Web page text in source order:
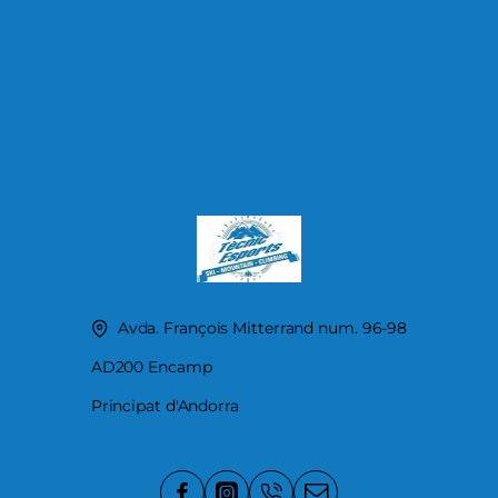
Avda. François Mitterrand num. 96-98
AD200 Encamp
Principat d'Andorra